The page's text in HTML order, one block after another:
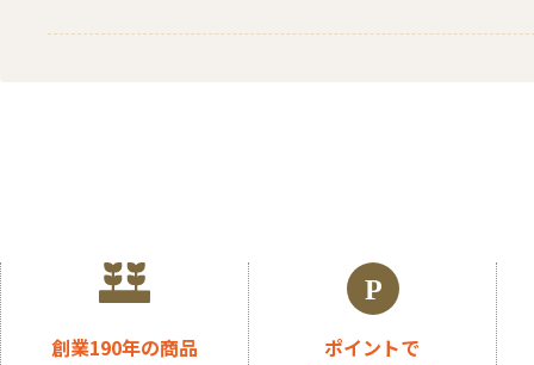
創業190年の商品
ポイントで